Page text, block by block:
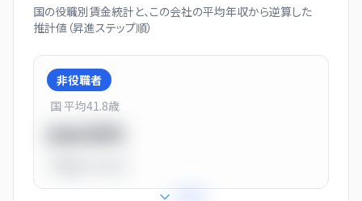
国の役職別賃金統計と、この会社の平均年収から逆算した
推計値（昇進ステップ順）
非役職者
国 平均41.8歳